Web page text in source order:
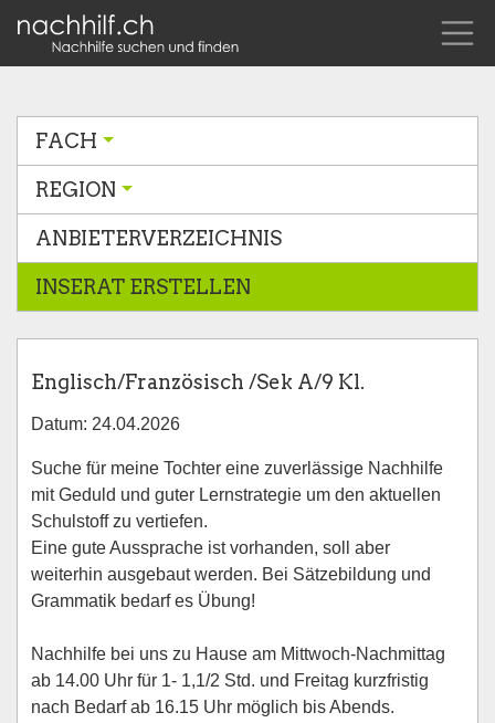
FACH
REGION
ANBIETERVERZEICHNIS
INSERAT ERSTELLEN
Englisch/Französisch /Sek A/9 Kl.
Datum: 24.04.2026
Suche für meine Tochter eine zuverlässige Nachhilfe
mit Geduld und guter Lernstrategie um den aktuellen
Schulstoff zu vertiefen.
Eine gute Aussprache ist vorhanden, soll aber
weiterhin ausgebaut werden. Bei Sätzebildung und
Grammatik bedarf es Übung!
Nachhilfe bei uns zu Hause am Mittwoch-Nachmittag
ab 14.00 Uhr für 1- 1,1/2 Std. und Freitag kurzfristig
nach Bedarf ab 16.15 Uhr möglich bis Abends.